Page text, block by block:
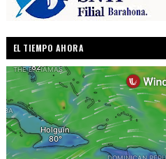
EL TIEMPO AHORA